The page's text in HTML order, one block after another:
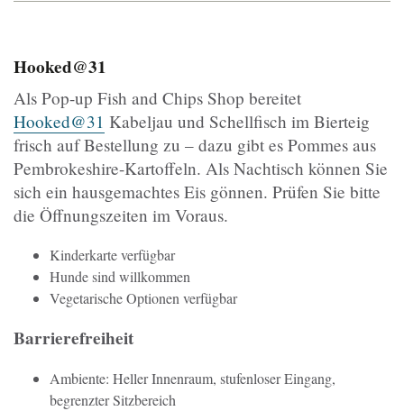
Hooked@31
Als Pop-up Fish and Chips Shop bereitet
Hooked@31 Kabeljau und Schellfisch im Bierteig
frisch auf Bestellung zu – dazu gibt es Pommes aus
Pembrokeshire-Kartoffeln. Als Nachtisch können Sie
sich ein hausgemachtes Eis gönnen. Prüfen Sie bitte
die Öffnungszeiten im Voraus.
Kinderkarte verfügbar
Hunde sind willkommen
Vegetarische Optionen verfügbar
Barrierefreiheit
Ambiente: Heller Innenraum, stufenloser Eingang,
begrenzter Sitzbereich